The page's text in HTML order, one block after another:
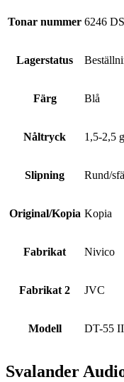
Tonar nummer 6246 DS
Lagerstatus
Färg Blå
Nåltryck 1,5-2,5 g
Slipning Rund/
Original/Kopia Kopia
Fabrikat Nivico
Fabrikat 2 JVC
Modell DT-55
Svalander